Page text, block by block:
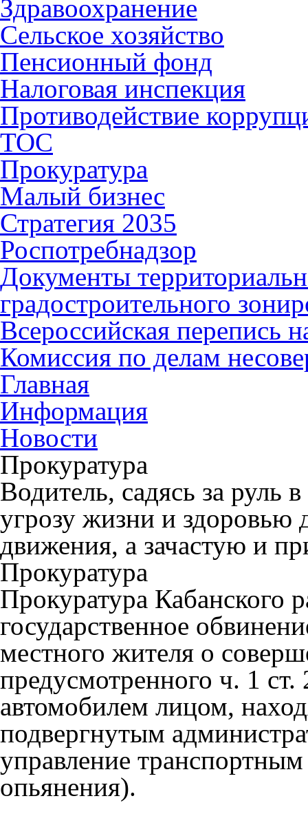
Здравоохранение
Сельское хозяйство
Пенсионный фонд
Налоговая инспекция
Противодействие
ТОС
Прокуратура
Малый бизнес
Стратегия 2035
Роспотребнадзор
Документы
градостроительного
Всероссийская перепись
Комиссия по делам
Главная
Информация
Новости
Прокуратура
Водитель, садясь за руль
угрозу жизни и здоровью
движения, а зачастую и
Прокуратура
Прокуратура Кабанского
государственное
местного жителя о
предусмотренного ч. 1
автомобилем лицом,
подвергнутым
управление
опьянения).